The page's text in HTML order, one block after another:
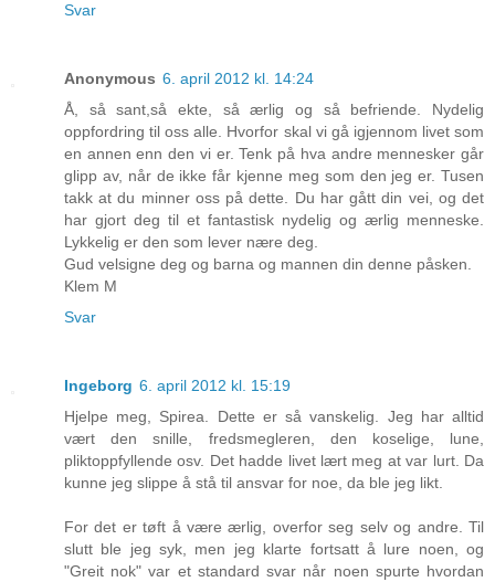
Svar
Anonymous 6. april 2012 kl. 14:24
Å, så sant,så ekte, så ærlig og så befriende. Nydelig
oppfordring til oss alle. Hvorfor skal vi gå igjennom livet som
en annen enn den vi er. Tenk på hva andre mennesker går
glipp av, når de ikke får kjenne meg som den jeg er. Tusen
takk at du minner oss på dette. Du har gått din vei, og det
har gjort deg til et fantastisk nydelig og ærlig menneske.
Lykkelig er den som lever nære deg.
Gud velsigne deg og barna og mannen din denne påsken.
Klem M
Svar
Ingeborg 6. april 2012 kl. 15:19
Hjelpe meg, Spirea. Dette er så vanskelig. Jeg har alltid
vært den snille, fredsmegleren, den koselige, lune,
pliktoppfyllende osv. Det hadde livet lært meg at var lurt. Da
kunne jeg slippe å stå til ansvar for noe, da ble jeg likt.
For det er tøft å være ærlig, overfor seg selv og andre. Til
slutt ble jeg syk, men jeg klarte fortsatt å lure noen, og
"Greit nok" var et standard svar når noen spurte hvordan